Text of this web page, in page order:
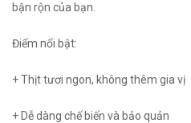
bận rộn của bạn.
Điểm nổi bật:
+ Thịt tươi ngon, không thêm gia vị
+ Dễ dàng chế biến và bảo quản